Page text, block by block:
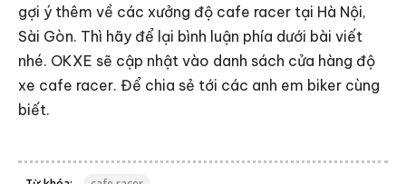
gợi ý thêm về các xưởng độ cafe racer tại Hà Nội,
Sài Gòn. Thì hãy để lại bình luận phía dưới bài viết
nhé. OKXE sẽ cập nhật vào danh sách cửa hàng độ
xe cafe racer. Để chia sẻ tới các anh em biker cùng
biết.